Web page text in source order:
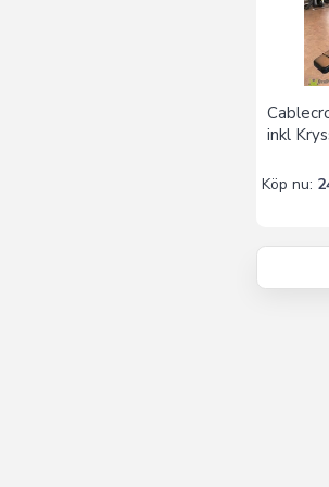
inkl
Köp nu: